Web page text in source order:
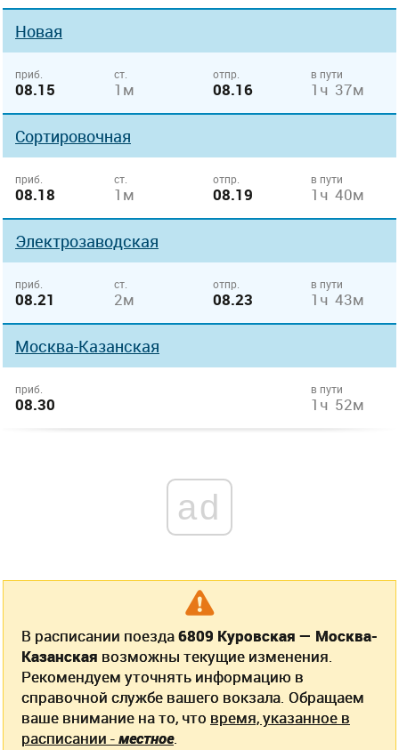
Новая
приб.
08.15
ст.
1м
отпр.
08.16
в пути
1ч 37м
Сортировочная
приб.
08.18
ст.
1м
отпр.
08.19
в пути
1ч 40м
Электрозаводская
приб.
08.21
ст.
2м
отпр.
08.23
в пути
1ч 43м
Москва-Казанская
приб.
08.30
в пути
1ч 52м
ad
В расписании поезда6809 Куровская — Москва-
Казанская возможны текущие изменения.
Рекомендуем уточнять информацию в
справочной службе вашего вокзала. Обращаем
ваше внимание на то, что время, указанное в
расписании -местное.